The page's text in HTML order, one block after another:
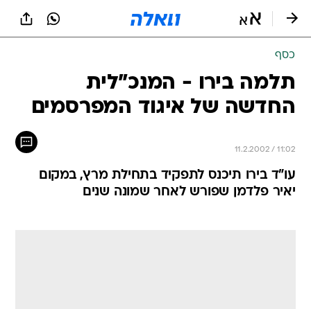
כסף
תלמה בירו - המנכ"לית
החדשה של איגוד המפרסמים
11.2.2002 / 11:02
עו"ד בירו תיכנס לתפקיד בתחילת מרץ, במקום
יאיר פלדמן שפורש לאחר שמונה שנים